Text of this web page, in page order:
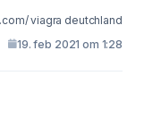
cheap viagra in las vegas nv http://viagriyvik.com/ viagra deutchland
19. feb 2021 om 1:28